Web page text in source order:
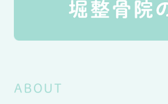
ABOUT